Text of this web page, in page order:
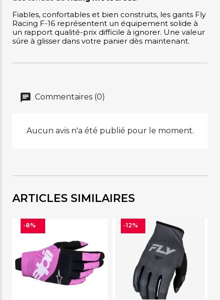
Fiables, confortables et bien construits, les gants Fly
Racing F-16 représentent un équipement solide à
un rapport qualité-prix difficile à ignorer. Une valeur
sûre à glisser dans votre panier dès maintenant.
Commentaires (0)
Aucun avis n'a été publié pour le moment.
ARTICLES SIMILAIRES
-8% -12%